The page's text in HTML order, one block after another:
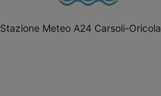
Stazione Meteo A24 Carsoli-Oricola